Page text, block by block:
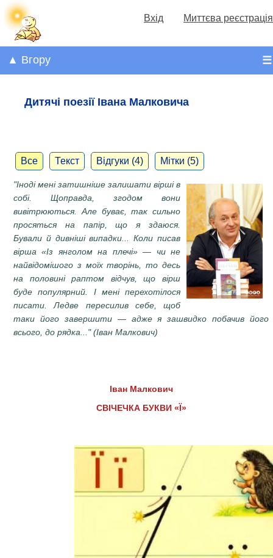
Вхід Миттєва реєстрація
☰
▲ Вгору
Дитячі поезії Івана Малковича
Все Текст Відгуки (4) Мітки (5)
"Іноді мені затишніше залишати вірші в
собі. Щоправда, згодом вони
вивітрюються. Але буває, так сильно
просяться на папір, що я здаюся.
Бували й дивніші випадки... Коли писав
вірша «Із янголом на плечі» — чи не
найвідомішого з моїх творінь, то десь
на половині раптом відчув, що вірш
буде популярний. І мені перехотілося
писати. Ледве пересилив себе, щоб
таки його завершити — адже я зашвидко побачив його
всього, до рядка..." (Іван Малкович)
Іван Малкович
СВІЧЕЧКА БУКВИ «Ї»